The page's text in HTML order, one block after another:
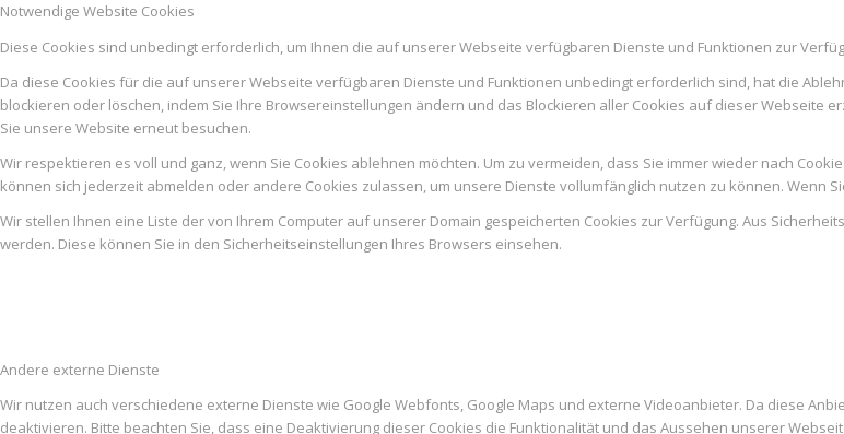
Notwendige Website Cookies
Diese Cookies sind unbedingt erforderlich, um Ihnen die auf unserer Webseite verfügbaren Dienste und Funktionen zur
Da diese Cookies für die auf unserer Webseite verfügbaren Dienste und Funktionen unbedingt erforderlich sind, hat die
blockieren oder löschen, indem Sie Ihre Browsereinstellungen ändern und das Blockieren aller Cookies auf dieser
Sie unsere Website erneut besuchen.
Wir respektieren es voll und ganz, wenn Sie Cookies ablehnen möchten. Um zu vermeiden, dass Sie immer wieder nach
können sich jederzeit abmelden oder andere Cookies zulassen, um unsere Dienste vollumfänglich nutzen zu können. Wenn
Wir stellen Ihnen eine Liste der von Ihrem Computer auf unserer Domain gespeicherten Cookies zur Verfügung. Aus
werden. Diese können Sie in den Sicherheitseinstellungen Ihres Browsers einsehen.
Andere externe Dienste
Wir nutzen auch verschiedene externe Dienste wie Google Webfonts, Google Maps und externe Videoanbieter. Da diese
deaktivieren. Bitte beachten Sie, dass eine Deaktivierung dieser Cookies die Funktionalität und das Aussehen unserer